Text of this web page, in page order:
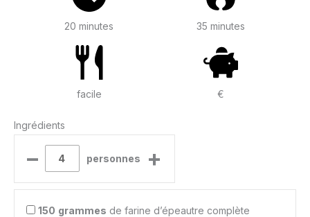
20 minutes 35 minutes
facile €
Ingrédients
– personnes +
150 grammes de farine d’épeautre complète